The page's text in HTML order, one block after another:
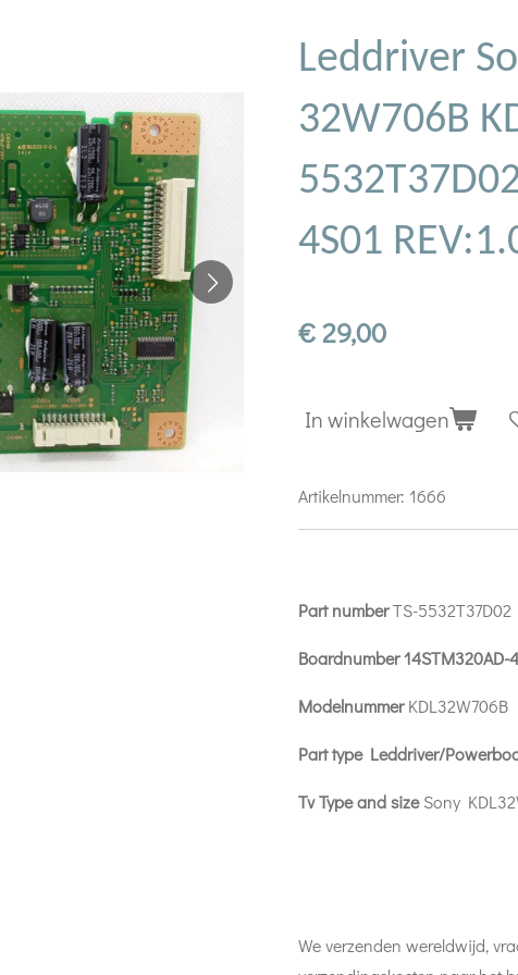
Leddriver
32W706B
4S01
€ 29,00
In winkelwagen
Artikelnummer: 1666
Part numberTS-5532T37D02
Boardnumber 14STM320AD-
ModelnummerKDL32W706B
Part type Leddriver/
Tv Type and sizeSony
We verzenden wereldwijd,